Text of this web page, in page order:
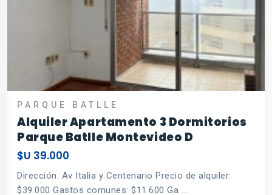
PARQUE BATLLE
Alquiler Apartamento 3 Dormitorios
Parque Batlle Montevideo D
$U 39.000
Dirección: Av Italia y Centenario Precio de alquiler:
$39.000 Gastos comunes: $11.600 Ga ...